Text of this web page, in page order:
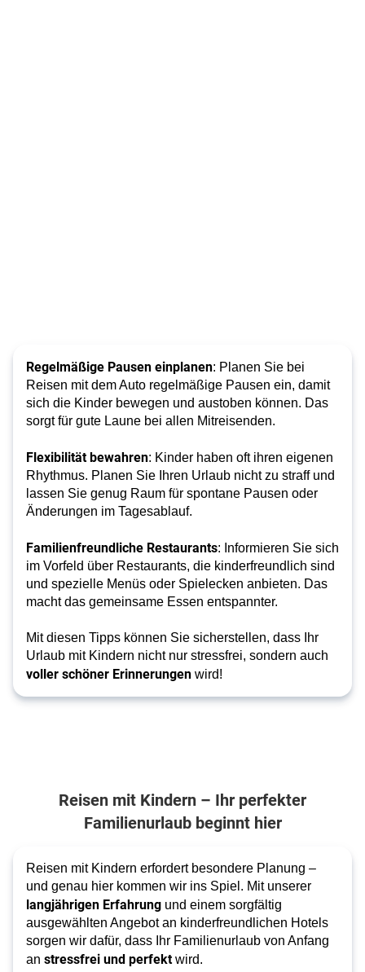
Regelmäßige Pausen einplanen: Planen Sie bei
Reisen mit dem Auto regelmäßige Pausen ein, damit
sich die Kinder bewegen und austoben können. Das
sorgt für gute Laune bei allen Mitreisenden.
Flexibilität bewahren: Kinder haben oft ihren eigenen
Rhythmus. Planen Sie Ihren Urlaub nicht zu straff und
lassen Sie genug Raum für spontane Pausen oder
Änderungen im Tagesablauf.
Familienfreundliche Restaurants: Informieren Sie sich
im Vorfeld über Restaurants, die kinderfreundlich sind
und spezielle Menüs oder Spielecken anbieten. Das
macht das gemeinsame Essen entspannter.
Mit diesen Tipps können Sie sicherstellen, dass Ihr
Urlaub mit Kindern nicht nur stressfrei, sondern auch
voller schöner Erinnerungen wird!
Reisen mit Kindern – Ihr perfekter
Familienurlaub beginnt hier
Reisen mit Kindern erfordert besondere Planung –
und genau hier kommen wir ins Spiel. Mit unserer
langjährigen Erfahrung und einem sorgfältig
ausgewählten Angebot an kinderfreundlichen Hotels
sorgen wir dafür, dass Ihr Familienurlaub von Anfang
an stressfrei und perfektwird.